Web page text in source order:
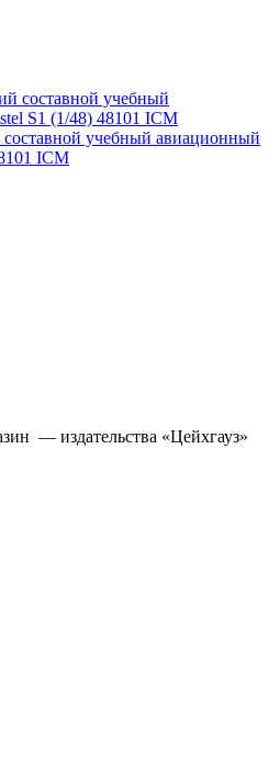
учебный авиационный
ICM
— издательства «Цейхгауз»